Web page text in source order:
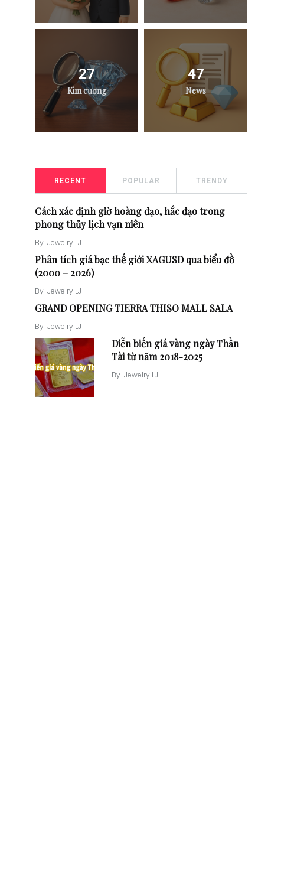
27
Kim cương
47
News
RECENT POPULAR TRENDY
Cách xác định giờ hoàng đạo, hắc đạo trong
phong thủy lịch vạn niên
By Jewelry LJ
Phân tích giá bạc thế giới XAGUSD qua biểu đồ
(2000 – 2026)
By Jewelry LJ
GRAND OPENING TIERRA THISO MALL SALA
By Jewelry LJ
Diễn biến giá vàng ngày Thần
Tài từ năm 2018-2025
By Jewelry LJ